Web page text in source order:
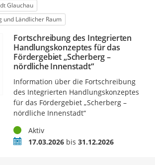
Glauchau
und Ländlicher Raum
Fortschreibung des Integrierten
Handlungskonzeptes für das
Fördergebiet „Scherberg –
nördliche Innenstadt“
Information über die Fortschreibung
des Integrierten Handlungskonzeptes
für das Fördergebiet „Scherberg –
nördliche Innenstadt“
StatusAktiv
Zeitraum17.03.2026bis 31.12.2026